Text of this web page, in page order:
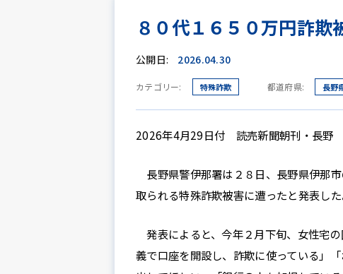
８０代１６５０万円詐
公開日: 2026.04.30
カテゴリー: 特殊詐欺 都道府県: 長野
2026年4月29日付 読売新聞朝刊・長野
長野県警伊那署は２８日、長野県伊那
取られる特殊詐欺被害に遭ったと発表した
発表によると、今年２月下旬、女性宅
義で口座を開設し、詐欺に使っている」